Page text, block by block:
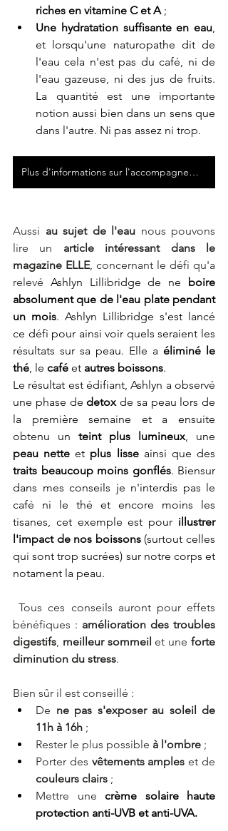
riches en vitamine C et A ;
Une hydratation suffisante en eau,
et lorsqu'une naturopathe dit de
l'eau cela n'est pas du café, ni de
l'eau gazeuse, ni des jus de fruits.
La quantité est une importante
notion aussi bien dans un sens que
dans l'autre. Ni pas assez ni trop.
Plus d'informations sur l'accompagnement de Mélodie
Aussi au sujet de l'eau nous pouvons
lire un article intéressant dans le
magazine ELLE, concernant le défi qu'a
relevé Ashlyn Lillibridge de ne
boire
absolument que de l'eau plate pendant
un mois. Ashlyn Lillibridge s'est lancé
ce défi pour ainsi voir quels seraient les
résultats sur sa peau. Elle a éliminé le
thé, le café et autres boissons.
Le résultat est édifiant, Ashlyn a observé
une phase de detox de sa peau lors de
la première semaine et a ensuite
obtenu un teint plus lumineux
peau nette et plus lisse
traits beaucoup moins gonflés. Biensur
dans mes conseils je n'interdis pas le
café ni le thé et encore moins les
tisanes, cet exemple est pour illustrer
l'impact de nos boissons (surtout celles
qui sont trop sucrées) sur notre corps et
notament la peau.
Tous ces conseils auront pour effets
bénéfiques : amélioration des troubles
digestifs, meilleur sommeil et une forte
diminution du stress.
Bien sûr il est conseillé :
De ne pas s'exposer au soleil de
11h à 16h ;
Rester le plus possible à l'ombre ;
Porter des vêtements amples
couleurs clairs ;
Mettre une crème solaire haute
protection anti-UVB et anti-UVA.